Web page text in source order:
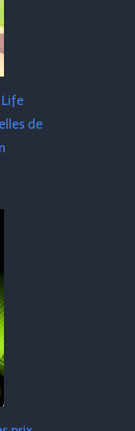
Life
de